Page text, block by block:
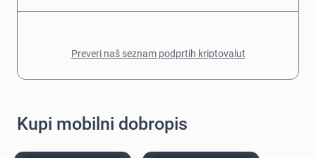
Preveri naš seznam podprtih kriptovalut
Kupi mobilni dobropis